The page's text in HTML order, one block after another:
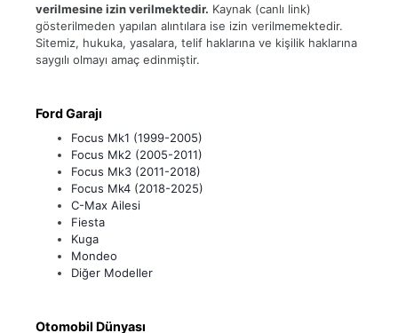
verilmesine izin verilmektedir. Kaynak (canlı link)
gösterilmeden yapılan alıntılara ise izin verilmemektedir.
Sitemiz, hukuka, yasalara, telif haklarına ve kişilik haklarına
saygılı olmayı amaç edinmiştir.
Ford Garajı
Focus Mk1 (1999-2005)
Focus Mk2 (2005-2011)
Focus Mk3 (2011-2018)
Focus Mk4 (2018-2025)
C-Max Ailesi
Fiesta
Kuga
Mondeo
Diğer Modeller
Otomobil Dünyası